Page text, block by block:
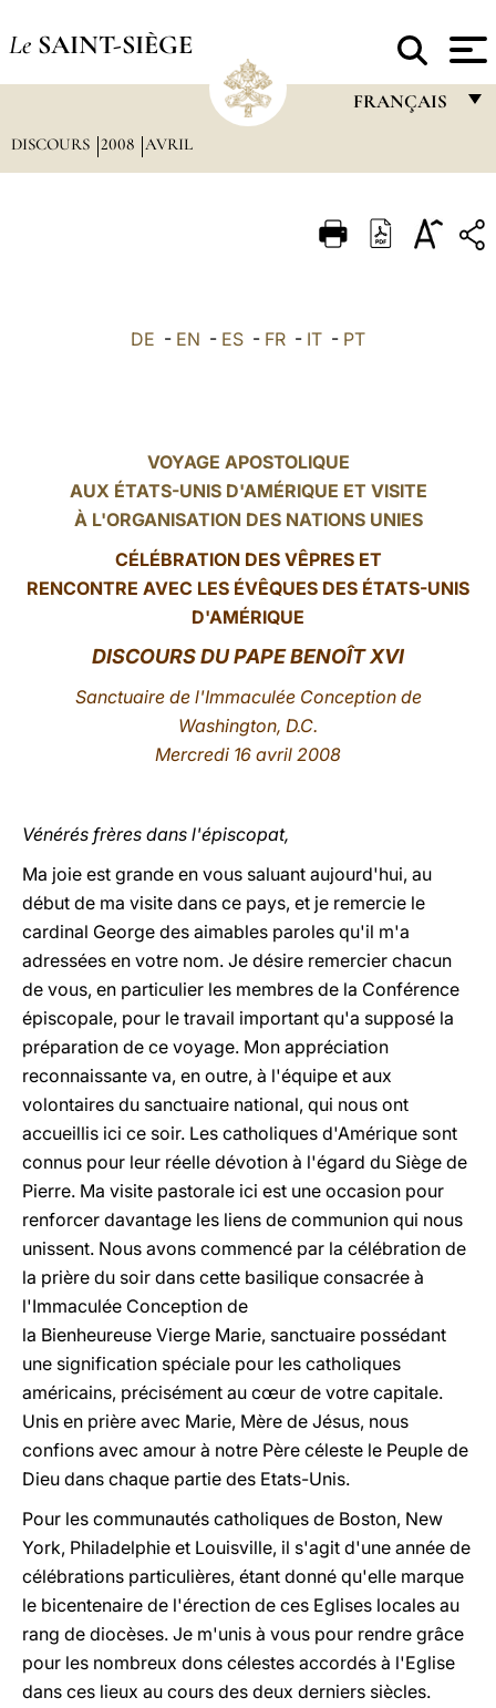
Le SAINT-SIÈGE
FRANÇAIS
ITALIANO
中文
LATINE
DISCOURS 2008 AVRIL
DE - EN - ES - FR - IT - PT
VOYAGE APOSTOLIQUE
AUX ÉTATS-UNIS D'AMÉRIQUE ET VISITE
À L'ORGANISATION DES NATIONS UNIES
CÉLÉBRATION DES VÊPRES ET
RENCONTRE AVEC LES ÉVÊQUES DES ÉTATS-UNIS
D'AMÉRIQUE
DISCOURS DU PAPE BENOÎT XVI
Sanctuaire de l'Immaculée Conceptionde
Washington, D.C.
Mercredi 16 avril 2008
Vénérés frères dans l'épiscopat,
Ma joie est grande en vous saluant aujourd'hui, au
début de ma visite dans ce pays, et je remercie le
cardinal George des aimables paroles qu'il m'a
adressées en votre nom. Je désire remercier chacun
de vous, en particulier les membres de la Conférence
épiscopale, pour le travail important qu'a supposé la
préparation de ce voyage. Mon appréciation
reconnaissante va, en outre, à l'équipe et aux
volontaires du sanctuaire national, qui nous ont
accueillis ici ce soir. Les catholiques d'Amérique sont
connus pour leur réelle dévotion à l'égard du Siège de
Pierre. Ma visite pastorale ici est une occasion pour
renforcer davantage les liens de communion qui nous
unissent. Nous avons commencé par la célébration de
la prière du soir dans cette basilique consacrée à
l'Immaculée Conception de
la Bienheureuse Vierge Marie, sanctuaire possédant
une signification spéciale pour les catholiques
américains, précisément au cœur de votre capitale.
Unis en prière avec Marie, Mère de Jésus, nous
confions avec amour à notre Père céleste le Peuple de
Dieu dans chaque partie des Etats-Unis.
Pour les communautés catholiques de Boston, New
York, Philadelphie et Louisville, il s'agit d'une année de
célébrations particulières, étant donné qu'elle marque
le bicentenaire de l'érection de ces Eglises locales au
rang de diocèses. Je m'unis à vous pour rendre grâce
pour les nombreux dons célestes accordés à l'Eglise
dans ces lieux au cours des deux derniers siècles.